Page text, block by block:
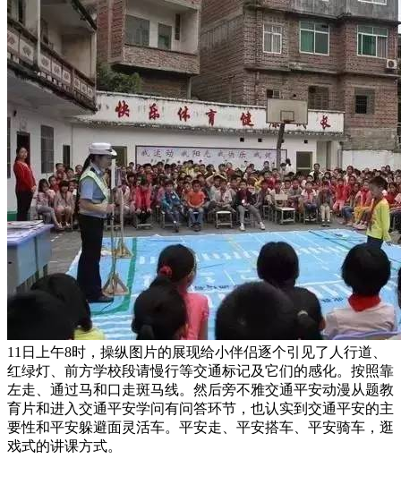
11日上午8时，操纵图片的展现给小伴侣逐个引见了人行道、
红绿灯、前方学校段请慢行等交通标记及它们的感化。按照靠
左走、通过马和口走斑马线。然后旁不雅交通平安动漫从题教
育片和进入交通平安学问有问答环节，也认实到交通平安的主
要性和平安躲避面灵活车。平安走、平安搭车、平安骑车，逛
戏式的讲课方式。